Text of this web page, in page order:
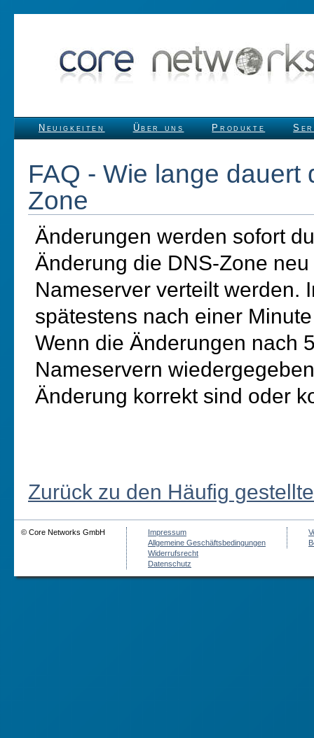
Neuigkeiten Über uns Produkte
FAQ - Wie lange dauert
Zone
Änderungen werden sofort
Änderung die DNS-Zone
Nameserver verteilt werden.
spätestens nach einer
Wenn die Änderungen nach
Nameservern
Änderung korrekt sind oder
Zurück zu den Häufig
© Core Networks GmbH
Impressum
Allgemeine Geschäftsbedingungen
Widerrufsrecht
Datenschutz